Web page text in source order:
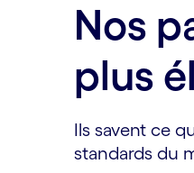
Nos
plus
Ils savent ce
standards du